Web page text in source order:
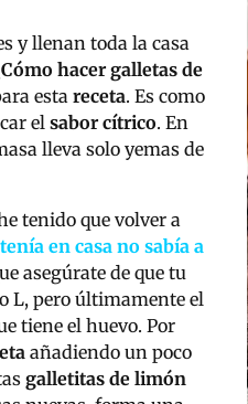
y llenan toda la casa
hacer galletas de
estareceta. Es como
elsabor cítrico. En
lleva solo yemas de
tenido que volver a
en casa no sabía a
asegúrate de que tu
L, pero últimamente el
tiene el huevo. Por
añadiendo un poco
galletitas de limón